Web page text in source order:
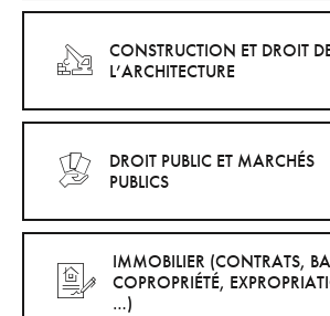
CONSTRUCTION ET DROIT
L’ARCHITECTURE
DROIT PUBLIC ET MARCHÉS
PUBLICS
IMMOBILIER (CONTRATS,
COPROPRIÉTÉ,
…)